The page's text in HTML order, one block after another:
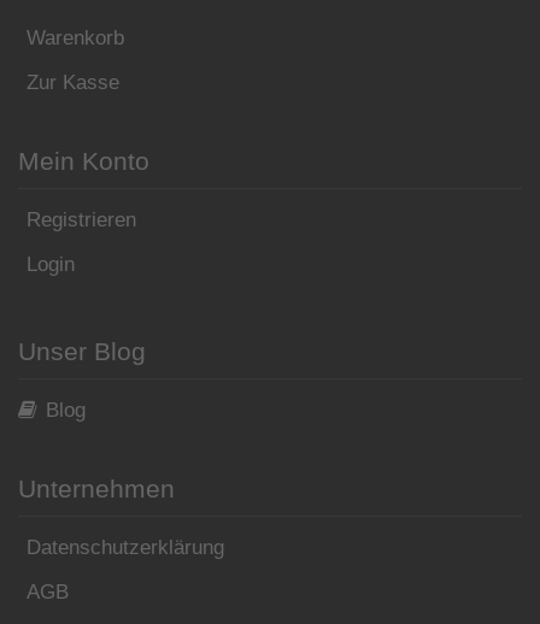
Warenkorb
Zur Kasse
Mein Konto
Registrieren
Login
Unser Blog
Blog
Unternehmen
Datenschutzerklärung
AGB